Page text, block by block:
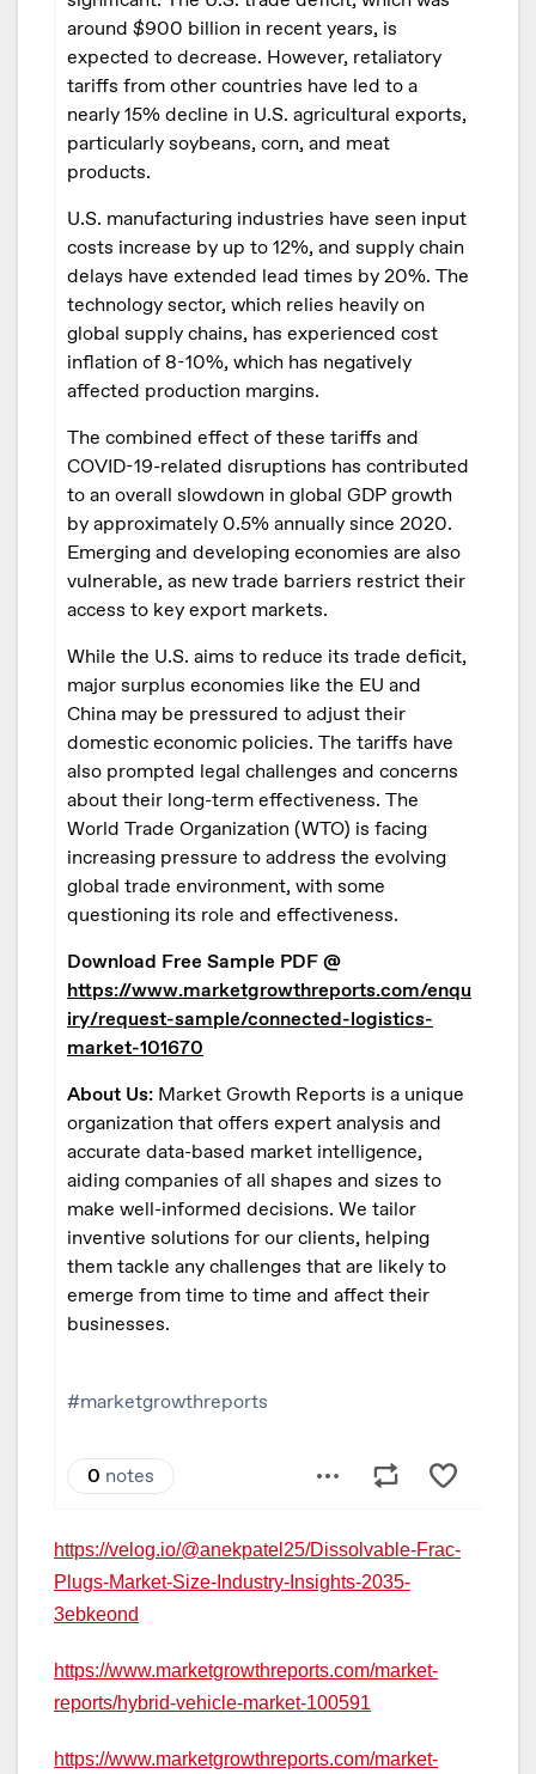
https://velog.io/@anekpatel25/Dissolvable-Frac-
Plugs-Market-Size-Industry-Insights-2035-
3ebkeond
https://www.marketgrowthreports.com/market-
reports/hybrid-vehicle-market-100591
https://www.marketgrowthreports.com/market-